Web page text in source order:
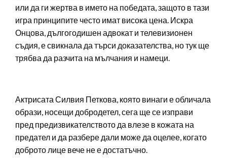
или да ги жертва в името на победата, защото в тази
игра принципите често имат висока цена. Искра
Онцова, дългогодишен адвокат и телевизионен
съдия, е свикнала да търси доказателства, но тук ще
трябва да разчита на мълчания и намеци.
Актрисата Силвия Петкова, която винаги е обличала
образи, носещи добродетел, сега ще се изправи
пред предизвикателството да влезе в кожата на
предател и да разбере дали може да оцелее, когато
доброто лице вече не е достатъчно.